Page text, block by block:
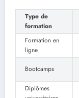
Type de
formation
Formation en
ligne
Bootcamps
Diplômes